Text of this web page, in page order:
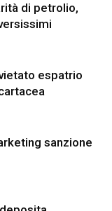
di petrolio,
espatrio
sanzione